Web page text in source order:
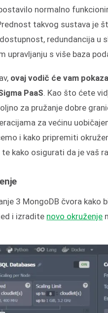
normalno
takvog sustava je
redundancija u
upravljanju s više baza
ovaj vodič će vam
PaaS. Kao što ćete
za pružanje dobre
za većinu
i kako pripremiti
kako osigurati da je vaš
3 MongoDB čvora kako
i izradite novo okruženje